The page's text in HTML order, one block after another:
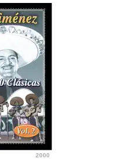
2000